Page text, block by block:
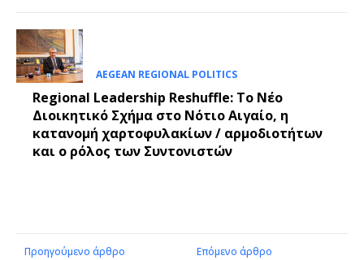
AEGEAN REGIONAL POLITICS
Regional Leadership Reshuffle: Το Νέο
Διοικητικό Σχήμα στο Νότιο Αιγαίο, η
κατανομή χαρτοφυλακίων / αρμοδιοτήτων
και ο ρόλος των Συντονιστών
Προηγούμενο άρθρο Επόμενο άρθρο